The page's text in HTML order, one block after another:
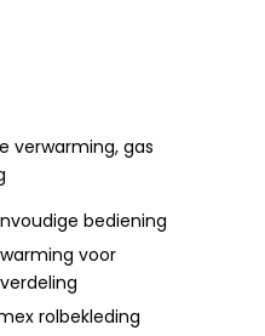
verwarming, gas
bediening
voor
rolbekleding